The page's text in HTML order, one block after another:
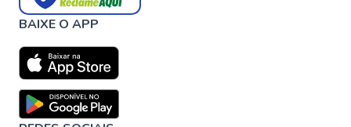
BAIXE O APP